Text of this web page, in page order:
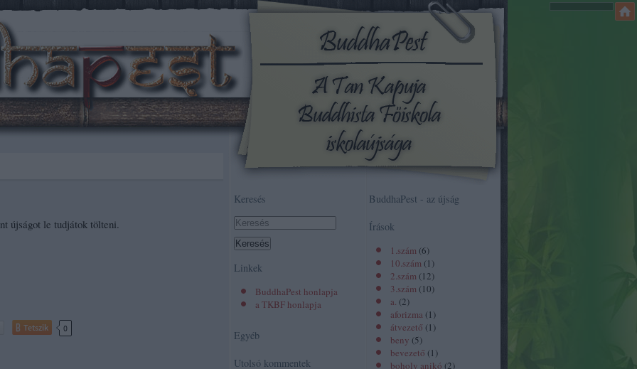
BuddhaPest - az újság
Írások
1.szám (6)
10.szám (1 )
2.szám (12)
3.szám (10)
a. (2)
aforizma (1 )
átvezető (1 )
beny (5)
bevezető (1 )
boholy anikó (2)
Keresés
Linkek
BuddhaPest honlapja
a TKBF honlapja
Egyéb
Utolsó kommentek
újságot le tudjátok tölteni.
Tetszik 0